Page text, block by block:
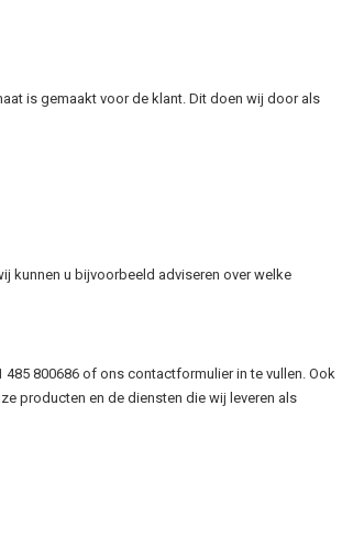
is gemaakt voor de klant. Dit doen wij door als
kunnen u bijvoorbeeld adviseren over welke
800686 of ons contactformulier in te vullen. Ook
producten en de diensten die wij leveren als